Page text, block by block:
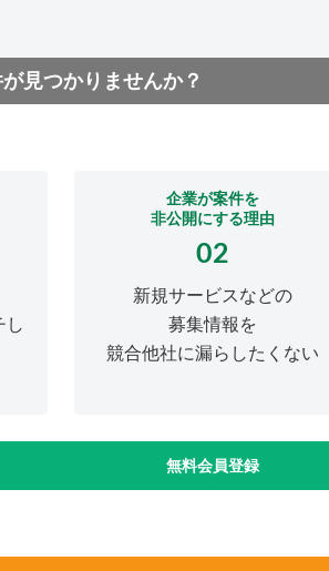
見つかりませんか？
し
企業が案件を
非公開にする理由
02
新規サービスなどの
募集情報を
競合他社に漏らしたくない
無料会員登録